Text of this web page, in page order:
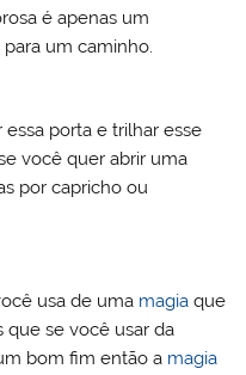
é apenas um
um caminho.
porta e trilhar esse
você quer abrir uma
por capricho ou
usa de uma magia que
que se você usar da
bom fim então a magia